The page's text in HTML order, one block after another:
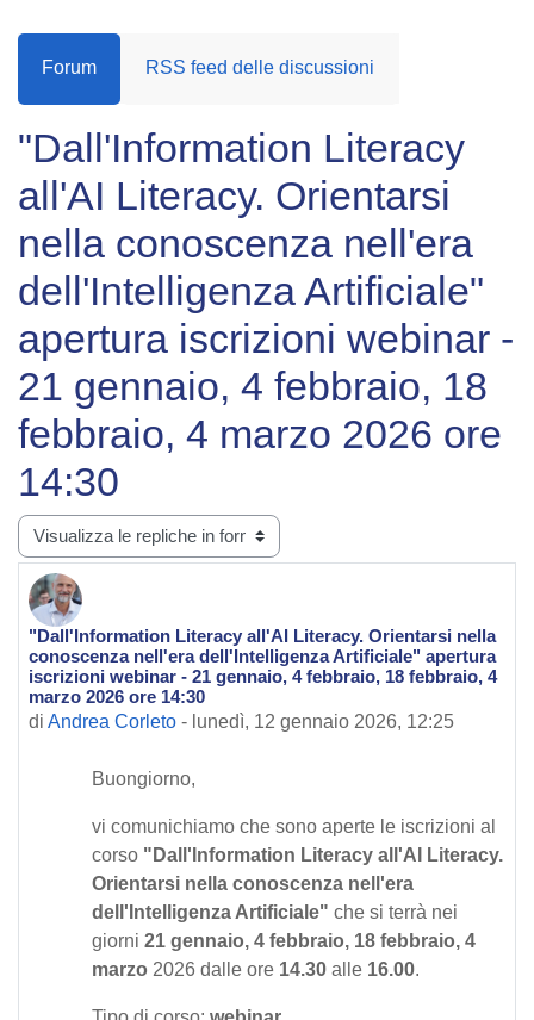
Forum RSS feed delle discussioni
"Dall'Information Literacy
all'AI Literacy. Orientarsi
nella conoscenza nell'era
dell'Intelligenza Artificiale"
apertura iscrizioni webinar -
21 gennaio, 4 febbraio, 18
febbraio, 4 marzo 2026 ore
14:30
Modalità visualizzazione
"Dall'Information Literacy all'AI Literacy. Orientarsi nella
conoscenza nell'era dell'Intelligenza Artificiale" apertura
iscrizioni webinar - 21 gennaio, 4 febbraio, 18 febbraio, 4
marzo 2026 ore 14:30
di Andrea Corleto - lunedì, 12 gennaio 2026, 12:25
Numero di risposte: 0
Buongiorno,
vi comunichiamo che sono aperte le iscrizioni al
corso "Dall'Information Literacy all'AI Literacy.
Orientarsi nella conoscenza nell'era
dell'Intelligenza Artificiale" che si terrà nei
giorni 21 gennaio, 4 febbraio, 18 febbraio, 4
marzo 2026 dalle ore 14.30 alle 16.00.